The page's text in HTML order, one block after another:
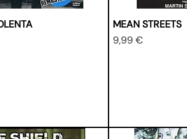
MEAN STREETS
Prezzo
9,99 €